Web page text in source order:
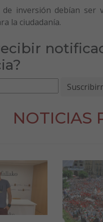
de inversión debían ser
la ciudadanía.
NOTICIAS